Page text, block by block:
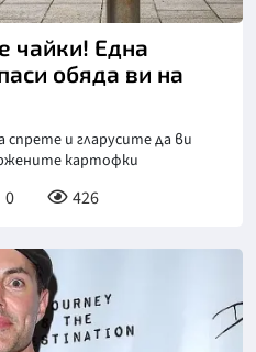
чайки! Една
обяда ви на
спрете и гларусите да ви
картофки
0 426